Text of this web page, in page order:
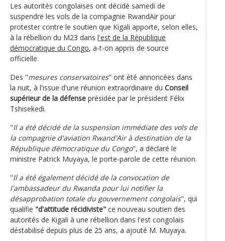
Les autorités congolaises ont décidé samedi de
suspendre les vols de la compagnie RwandAir pour
protester contre le soutien que Kigali apporte, selon elles,
à la rébellion du M23 dans l'est de la République
démocratique du Congo, a-t-on appris de source
officielle.
Des "mesures conservatoires" ont été annoncées dans
la nuit, à l'issue d'une réunion extraordinaire du Conseil
supérieur de la défense présidée par le président Félix
Tshisekedi.
"Il a été décidé de la suspension immédiate des vols de
la compagnie d'aviation Rwand'Air à destination de la
République démocratique du Congo", a déclaré le
ministre Patrick Muyaya, le porte-parole de cette réunion.
"Il a été également décidé de la convocation de
l'ambassadeur du Rwanda pour lui notifier la
désapprobation totale du gouvernement congolais", qui
qualifie "d'attitude récidiviste" ce nouveau soutien des
autorités de Kigali à une rébellion dans l'est congolais
déstabilisé depuis plus de 25 ans, a ajouté M. Muyaya.